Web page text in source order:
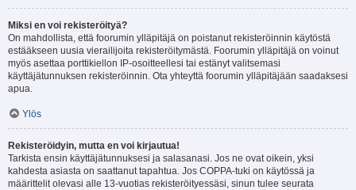
Miksi en voi rekisteröityä?
On mahdollista, että foorumin ylläpitäjä on poistanut rekisteröinnin käytöstä
estääkseen uusia vierailijoita rekisteröitymästä. Foorumin ylläpitäjä on voinut
myös asettaa porttikiellon IP-osoitteellesi tai estänyt valitsemasi
käyttäjätunnuksen rekisteröinnin. Ota yhteyttä foorumin ylläpitäjään saadaksesi
apua.
Ylös
Rekisteröidyin, mutta en voi kirjautua!
Tarkista ensin käyttäjätunnuksesi ja salasanasi. Jos ne ovat oikein, yksi
kahdesta asiasta on saattanut tapahtua. Jos COPPA-tuki on käytössä ja
määrittelit olevasi alle 13-vuotias rekisteröityessäsi, sinun tulee seurata